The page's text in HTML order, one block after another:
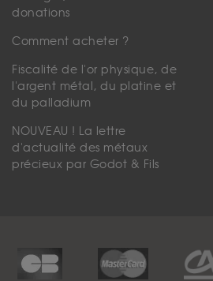
donations
Comment acheter ?
Fiscalité de l'or physique, de
l'argent métal, du platine et
du palladium
NOUVEAU ! La lettre
d'actualité des métaux
précieux par Godot & Fils